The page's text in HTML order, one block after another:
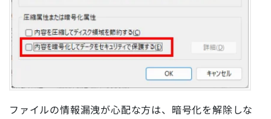
ファイルの情報漏洩が心配な方は、暗号化を解除しな